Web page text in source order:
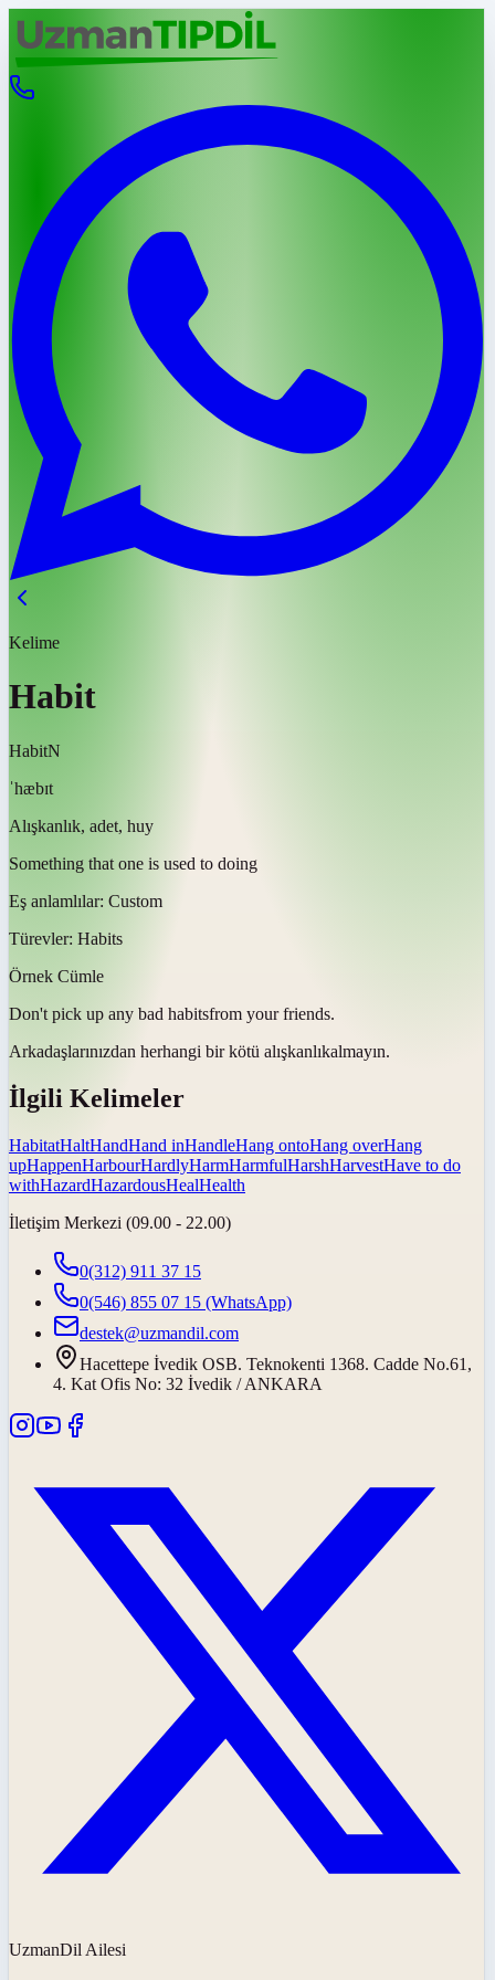
Kelime
Habit
HabitN
ˈhæbɪt
Alışkanlık, adet, huy
Something that one is used to doing
Eş anlamlılar: Custom
Türevler: Habits
Örnek Cümle
Don't pick up any bad habitsfrom your friends.
Arkadaşlarınızdan herhangi bir kötü alışkanlıkalmayın.
İlgili Kelimeler
HabitatHaltHandHand inHandleHang ontoHang overHang
upHappenHarbourHardlyHarmHarmfulHarshHarvestHave to do
withHazardHazardousHealHealth
İletişim Merkezi (09.00 - 22.00)
0(312) 911 37 15
0(546) 855 07 15 (WhatsApp)
destek@uzmandil.com
Hacettepe İvedik OSB. Teknokenti 1368. Cadde No.61,
4. Kat Ofis No: 32 İvedik / ANKARA
UzmanDil Ailesi